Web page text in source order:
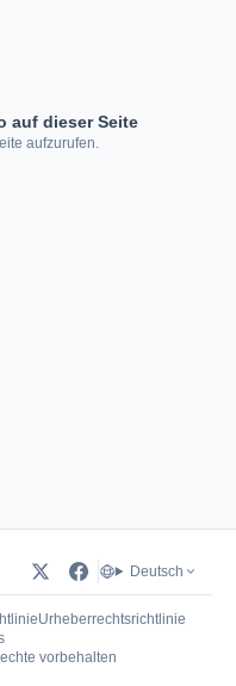
auf dieser Seite
aufzurufen.
Deutsch
Urheberrechtsrichtlinie
(öffnet in neuem Tab)
vorbehalten